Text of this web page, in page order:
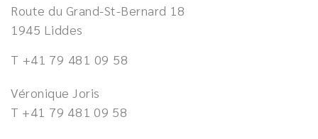
Route du Grand-St-Bernard 18
1945 Liddes
T +41 79 481 09 58
Véronique Joris
T +41 79 481 09 58